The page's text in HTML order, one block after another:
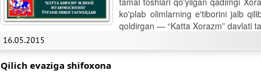
16.05.2015
ko'plab olimlarning e'tiborini jalb
qoldirgan — “Katta Xorazm” davlati
Qilich evaziga shifoxona